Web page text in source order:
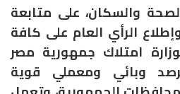
والسكان، على متابعة
الرأي العام على كافة
امتلاك جمهورية مصر
وبائي ومعملي قوية